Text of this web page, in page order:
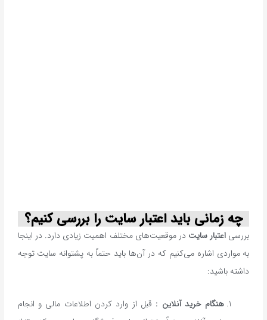
چه زمانی باید اعتبار سایت را بررسی کنیم؟
بررسی اعتبار سایت در موقعیت‌های مختلف اهمیت زیادی دارد. در اینجا
به مواردی اشاره می‌کنیم که در آن‌ها باید حتماً به پشتوانه سایت توجه
داشته باشید:
هنگام خرید آنلاین : قبل از وارد کردن اطلاعات مالی و انجام